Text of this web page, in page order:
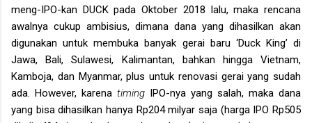
meng-IPO-kan DUCK pada Oktober 2018 lalu, maka rencana
awalnya cukup ambisius, dimana dana yang dihasilkan akan
digunakan untuk membuka banyak gerai baru ‘Duck King’ di
Jawa, Bali, Sulawesi, Kalimantan, bahkan hingga Vietnam,
Kamboja, dan Myanmar, plus untuk renovasi gerai yang sudah
ada. However, karena timing IPO-nya yang salah, maka dana
yang bisa dihasilkan hanya Rp204 milyar saja (harga IPO Rp505